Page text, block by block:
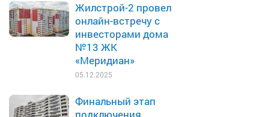
Жилстрой-2 провел
онлайн-встречу с
инвесторами дома
№13 ЖК
«Меридиан»
05.12.2025
Финальный этап